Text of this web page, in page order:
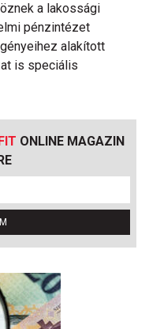
a lakossági
pénzintézet
alakított
is speciális
ONLINE MAGAZIN